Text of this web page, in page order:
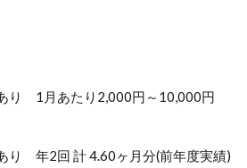
り 1月あたり2,000円～10,000円
り 年2回 計 4.60ヶ月分(前年度実績)